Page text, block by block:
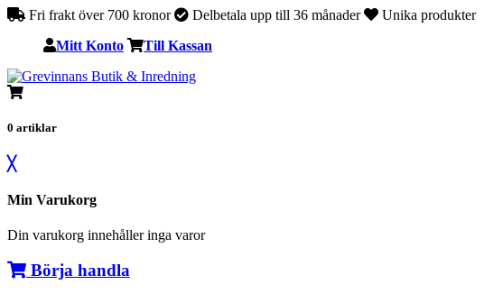
Fri frakt över 700 kronor Delbetala upp till 36 månader Unika produkter
Mitt Konto Till Kassan
0 artiklar
╳
Min Varukorg
Din varukorg innehåller inga varor
Börja handla